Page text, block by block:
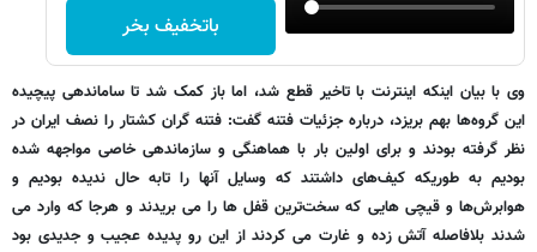
باتخفیف بخر
وی با بیان اینکه اینترنت با تاخیر قطع شد، اما باز کمک شد تا ساماندهی پیچیده
این گروه‌ها بهم بریزد، درباره جزئیات فتنه گفت: فتنه گران کشتار را نصف ایران در
نظر گرفته بودند و برای اولین بار با هماهنگی و سازماندهی خاصی مواجهه شده
بودیم به طوریکه کیف‌های داشتند که وسایل آنها را تابه حال ندیده بودیم و
هوابرش‌ها و قیچی هایی که سخت‌ترین قفل ها را می بریدند و هرجا که وارد می
شدند بلافاصله آتش زده و غارت می کردند از این رو پدیده عجیب و جدیدی بود